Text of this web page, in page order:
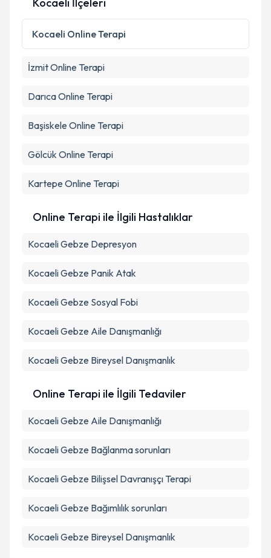
Kişisel verilerimin işlenmesine ilişkinAydınlatma
Metni
'ni okudum ve kişisel verilerimin belirtilen
kapsamda işlenmesini kabul ediyorum.
Kocaeli Online Terapi
İzmitOnline Terapi
DarıcaOnline Terapi
Başiskele Online Terapi
Gölcük Online Terapi
Kartepe Online Terapi
Online Terapi ile İlgili Hastalıklar
Kocaeli Gebze Depresyon
Kocaeli Gebze Panik Atak
Kocaeli Gebze Sosyal Fobi
Kocaeli Gebze Aile Danışmanlığı
Kocaeli Gebze Bireysel Danışmanlık
Online Terapi ile İlgili Tedaviler
Kocaeli Gebze Aile Danışmanlığı
Kocaeli Gebze Bağlanma sorunları
Kocaeli Gebze Bilişsel Davranışçı Terapi
Kocaeli Gebze Bağımlılık sorunları
Kocaeli Gebze Bireysel Danışmanlık